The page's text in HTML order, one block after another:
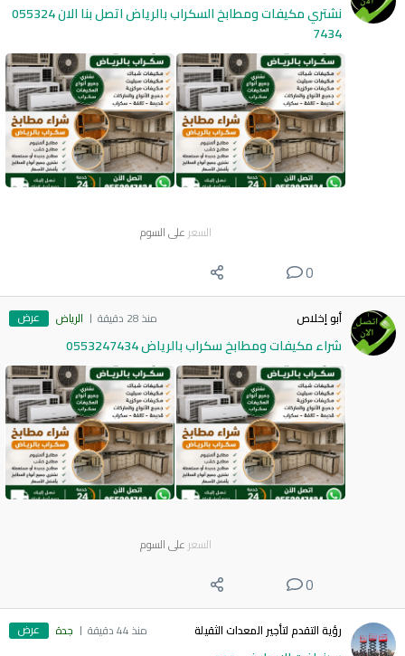
نشتري مكيفات ومطابخ السكراب بالرياض اتصل بنا الان 055324
7434
السعر على السوم
0
أبو إخلاص منذ 28 دقيقة الرياض عرض
شراء مكيفات ومطابخ سكراب بالرياض 0553247434
السعر على السوم
0
رؤية التقدم لتأجير المعدات الثقيلة منذ 44 دقيقة جدة عرض